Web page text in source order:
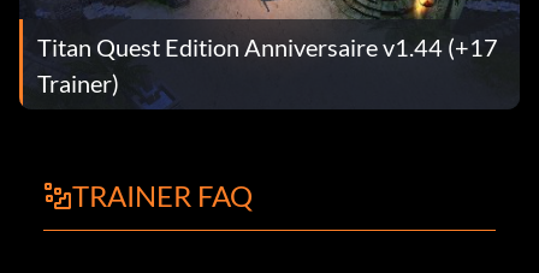
Titan Quest Edition Anniversaire v1.44 (+17
Trainer)
TRAINER FAQ